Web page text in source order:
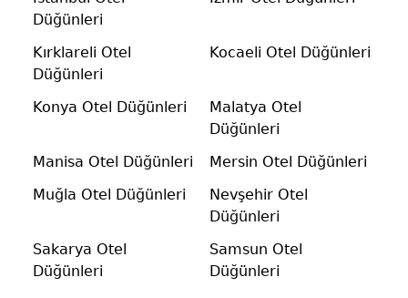
Düğünleri
Kırklareli Otel
Düğünleri
Kocaeli Otel Düğünleri
Konya Otel Düğünleri
Malatya Otel
Düğünleri
Manisa Otel Düğünleri
Mersin Otel Düğünleri
Muğla Otel Düğünleri
Nevşehir Otel
Düğünleri
Sakarya Otel
Düğünleri
Samsun Otel
Düğünleri